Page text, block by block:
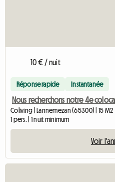
10 € / nuit
Réponse rapide Instantanée
Nous recherchons notre 4e
Coliving | Lannemezan (65300) | 15 M2
1 pers. | 1 nuit minimum
Voir